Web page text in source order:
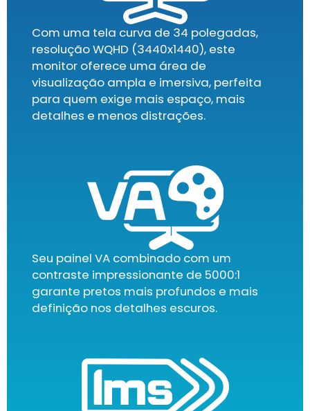
Com uma tela curva de 34 polegadas,
resolução WQHD (3440x1440), este
monitor oferece uma área de
visualização ampla e imersiva, perfeita
para quem exige mais espaço, mais
detalhes e menos distrações.
Seu painel VA combinado com um
contraste impressionante de 5000:1
garante pretos mais profundos e mais
definição nos detalhes escuros.